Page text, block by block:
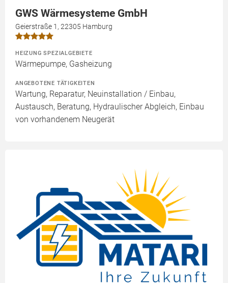
GWS Wärmesysteme GmbH
Geierstraße 1, 22305 Hamburg
HEIZUNG SPEZIALGEBIETE
Wärmepumpe, Gasheizung
ANGEBOTENE TÄTIGKEITEN
Wartung, Reparatur, Neuinstallation / Einbau,
Austausch, Beratung, Hydraulischer Abgleich, Einbau
von vorhandenem Neugerät